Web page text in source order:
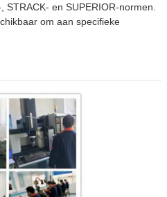
STRACK- en SUPERIOR-normen.
om aan specifieke